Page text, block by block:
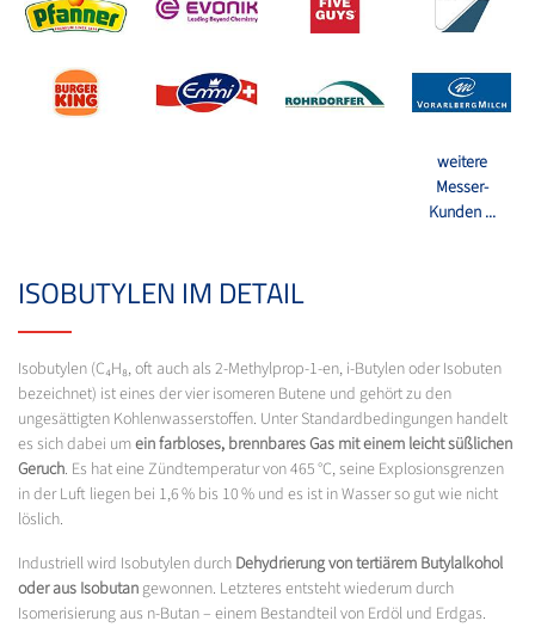
weitere
Messer-
Kunden ...
ISOBUTYLEN IM DETAIL
Isobutylen (C₄H₈, oft auch als 2-Methylprop-1-en, i-Butylen oder Isobuten
bezeichnet) ist eines der vier isomeren Butene und gehört zu den
ungesättigten Kohlenwasserstoffen. Unter Standardbedingungen handelt
es sich dabei umein farbloses, brennbares Gas mit einem leicht süßlichen
Geruch. Es hat eine Zündtemperatur von 465 °C, seine Explosionsgrenzen
in der Luft liegen bei 1,6 % bis 10 % und es ist in Wasser so gut wie nicht
löslich.
Industriell wird Isobutylen durch Dehydrierung von tertiärem Butylalkohol
oder aus Isobutan gewonnen. Letzteres entsteht wiederum durch
Isomerisierung aus n-Butan – einem Bestandteil von Erdöl und Erdgas.